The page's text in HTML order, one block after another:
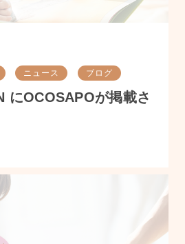
ニュース ブログ
にOCOSAPOが掲載さ